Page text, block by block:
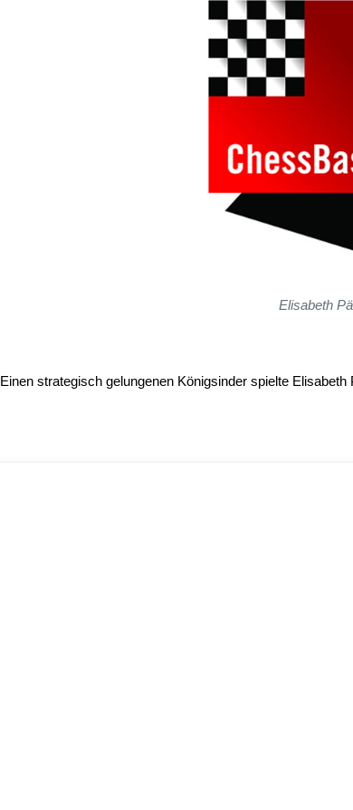
Elisabeth
Einen strategisch gelungenen Königsinder spielte